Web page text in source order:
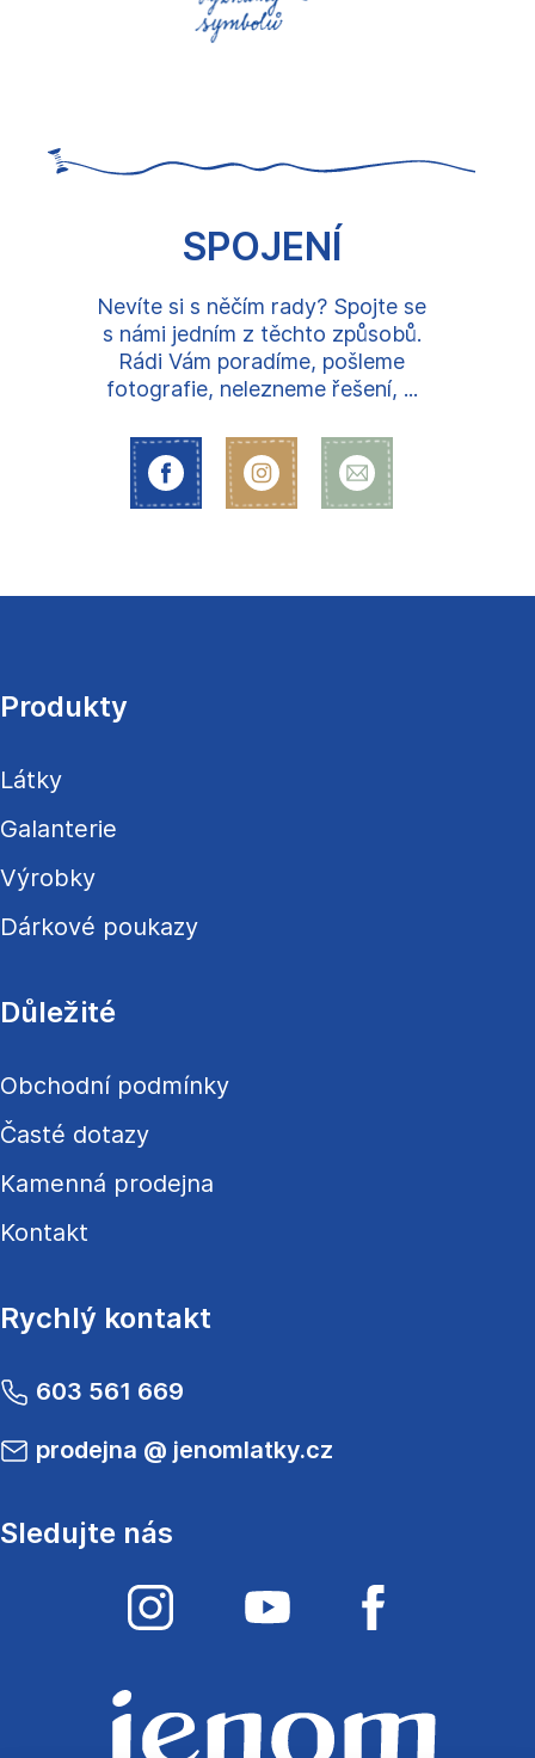
SPOJENÍ
Nevíte si s něčím rady? Spojte se
s námi jedním z těchto způsobů.
Rádi Vám poradíme, pošleme
fotografie, nelezneme řešení, ...
a
í
Produkty
Látky
Galanterie
Výrobky
Dárkové poukazy
Důležité
Obchodní podmínky
Časté dotazy
Kamenná prodejna
Kontakt
Rychlý kontakt
603 561 669
prodejna @ jenomlatky.cz
Sledujte nás